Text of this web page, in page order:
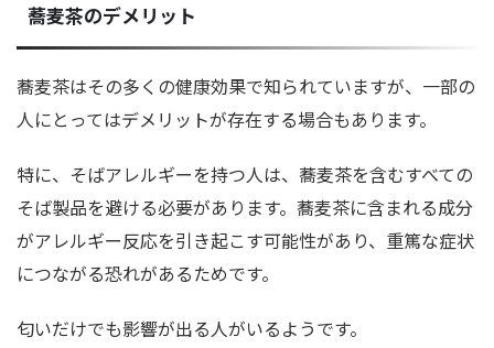
蕎麦茶のデメリット
蕎麦茶はその多くの健康効果で知られていますが、一部の
人にとってはデメリットが存在する場合もあります。
特に、そばアレルギーを持つ人は、蕎麦茶を含むすべての
そば製品を避ける必要があります。蕎麦茶に含まれる成分
がアレルギー反応を引き起こす可能性があり、重篤な症状
につながる恐れがあるためです。
匂いだけでも影響が出る人がいるようです。